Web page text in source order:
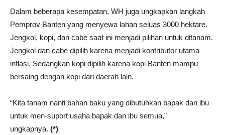
Dalam beberapa kesempatan, WH juga ungkapkan langkah
Pemprov Banten yang menyewa lahan seluas 3000 hektare.
Jengkol, kopi, dan cabe saat ini menjadi pilihan untuk ditanam.
Jengkol dan cabe dipilih karena menjadi kontributor utama
inflasi. Sedangkan kopi dipilih karena kopi Banten mampu
bersaing dengan kopi dari daerah lain.
“Kita tanam nanti bahan baku yang dibutuhkan bapak dan ibu
untuk men-suport usaha bapak dan ibu semua,”
ungkapnya. (*)